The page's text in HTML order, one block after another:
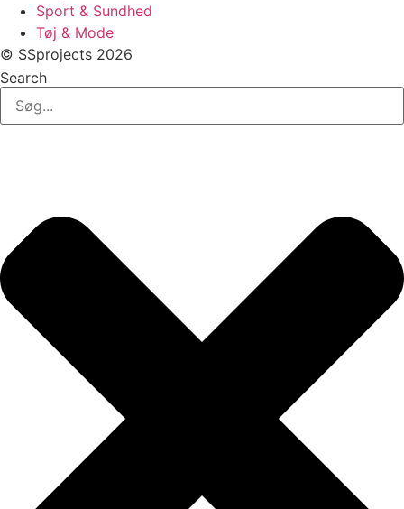
Sport & Sundhed
Tøj & Mode
© SSprojects 2026
Search